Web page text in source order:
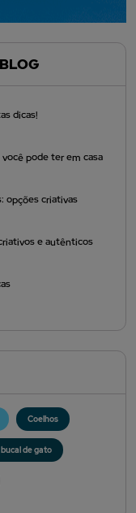
dicas!
pode ter em casa
opções criativas
e autênticos
Coelhos
de gato